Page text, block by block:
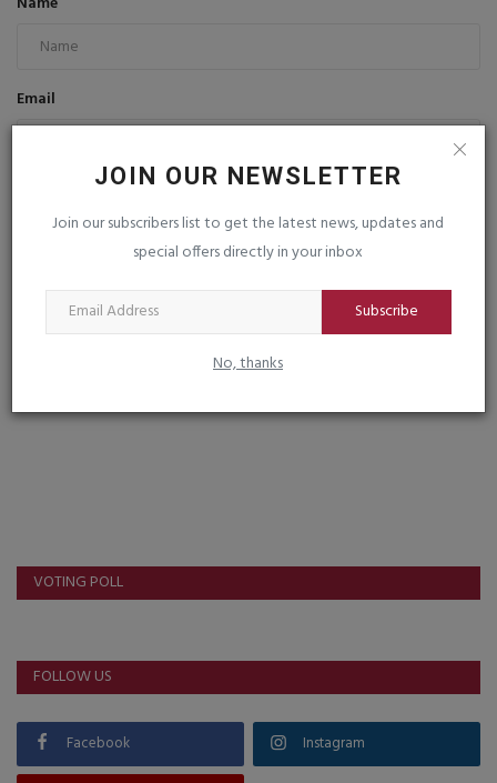
JOIN OUR NEWSLETTER
Join our subscribers list to get the latest news, updates and
special offers directly in your inbox
Subscribe
No, thanks
Email
VOTING POLL
FOLLOW US
Facebook Instagram